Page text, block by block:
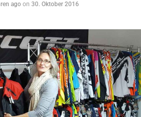
ago on 30. Oktober 2016